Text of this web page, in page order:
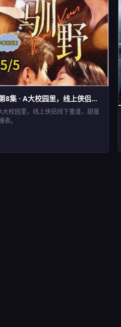
EP8 ⏱ 44分钟
8集 · A大校园里，线上侠侣...
大校园里，线上侠侣线下重逢，甜度
表。